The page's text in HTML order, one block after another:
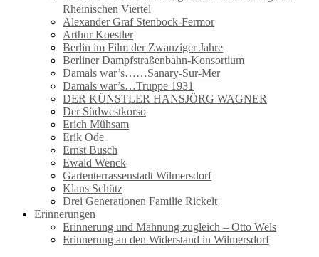
Rheinischen Viertel
Alexander Graf Stenbock-Fermor
Arthur Koestler
Berlin im Film der Zwanziger Jahre
Berliner Dampfstraßenbahn-Konsortium
Damals war’s……Sanary-Sur-Mer
Damals war’s…Truppe 1931
DER KÜNSTLER HANSJÖRG WAGNER
Der Südwestkorso
Erich Mühsam
Erik Ode
Ernst Busch
Ewald Wenck
Gartenterrassenstadt Wilmersdorf
Klaus Schütz
Drei Generationen Familie Rickelt
Erinnerungen
Erinnerung und Mahnung zugleich – Otto Wels
Erinnerung an den Widerstand in Wilmersdorf